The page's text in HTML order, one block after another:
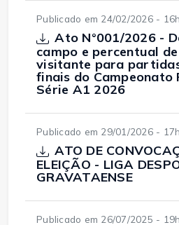
Publicado em 24/02/2026 -
Ato N°001/2026 -
campo e percentual
visitante para
finais do Campeonato
Série A1 2026
Publicado em 29/01/2026 -
ATO DE
ELEIÇÃO - LIGA
GRAVATAENSE
Publicado em 26/07/2025 -